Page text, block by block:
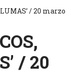
/ 20 marzo
/ 20